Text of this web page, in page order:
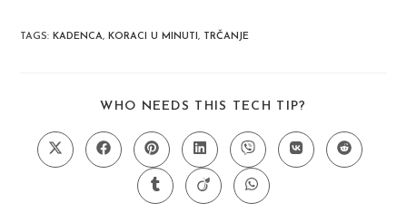
TAGS: KADENCA, KORACI U MINUTI, TRČANJE
WHO NEEDS THIS TECH TIP?
CONTENT
Opens
in
Opens
in
Opens
in
a
new
window
Opens
in
a
new
window
Opens
in
a
new
window
Opens
in
Opens
in
Opens
in
Opens
in
Opens
in